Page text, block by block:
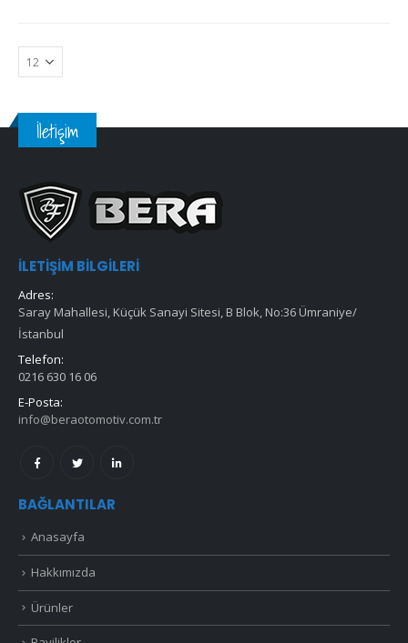
İletişim
İLETIŞIM BILGILERI
Adres:
Saray Mahallesi, Küçük Sanayi Sitesi, B Blok, No:36 Ümraniye/
İstanbul
Telefon:
0216 630 16 06
E-Posta:
info@beraotomotiv.com.tr
BAĞLANTILAR
Anasayfa
Hakkımızda
Ürünler